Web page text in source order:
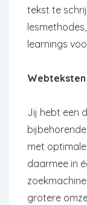
tekst te
learnings
Webteksten
Jij hebt een
met
daarmee in
grotere